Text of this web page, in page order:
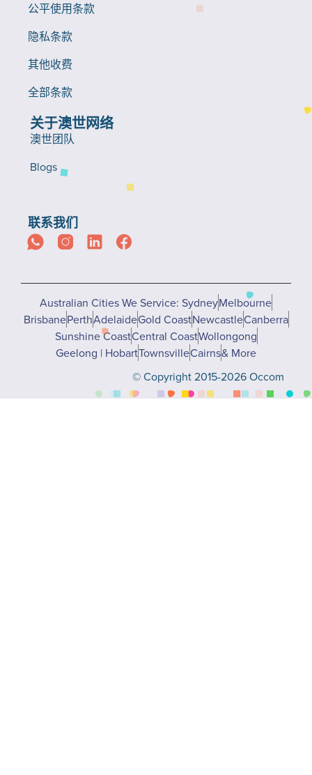
公平使用条款
隐私条款
其他收费
全部条款
关于澳世网络
澳世团队
Blogs
联系我们
Australian Cities We Service: SydneyMelbourne
BrisbanePerthAdelaideGold CoastNewcastleCanberra
Sunshine CoastCentral CoastWollongong
Geelong | HobartTownsvilleCairns& More
© Copyright 2015-2026 Occom